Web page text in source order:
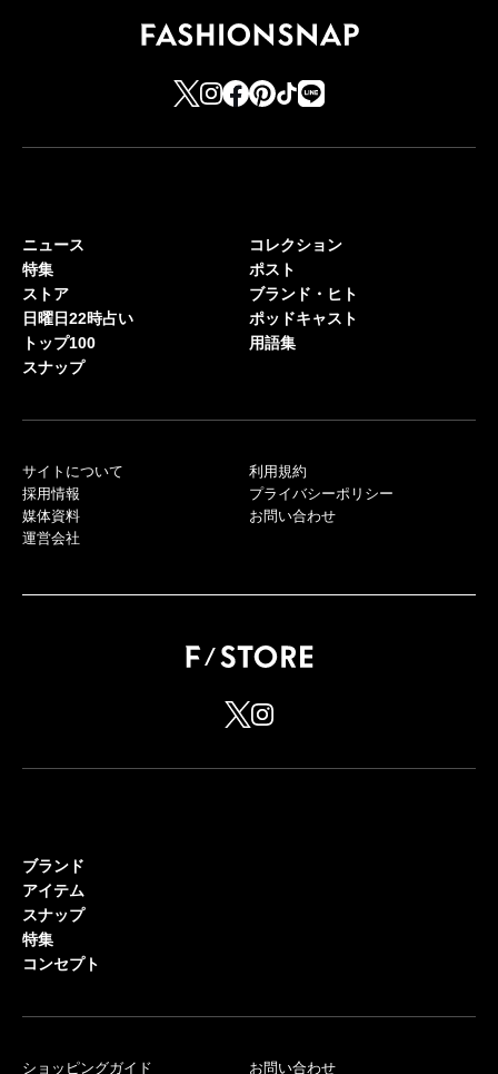
ニュース
特集
ストア
日曜日22時占い
トップ100
スナップ
コレクション
ポスト
ブランド・ヒト
ポッドキャスト
用語集
サイトについて
採用情報
媒体資料
運営会社
利用規約
プライバシーポリシー
お問い合わせ
ブランド
アイテム
スナップ
特集
コンセプト
ショッピングガイド お問い合わせ